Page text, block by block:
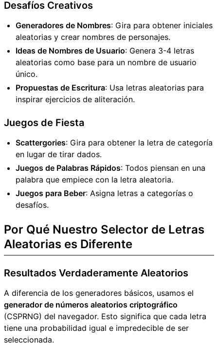
Desafíos Creativos
Generadores de Nombres: Gira para obtener iniciales
aleatorias y crear nombres de personajes.
Ideas de Nombres de Usuario: Genera 3-4 letras
aleatorias como base para un nombre de usuario
único.
Propuestas de Escritura: Usa letras aleatorias para
inspirar ejercicios de aliteración.
Juegos de Fiesta
Scattergories: Gira para obtener la letra de categoría
en lugar de tirar dados.
Juegos de Palabras Rápidos: Todos piensan en una
palabra que empiece con la letra aleatoria.
Juegos para Beber: Asigna letras a categorías o
desafíos.
Por Qué Nuestro Selector de Letras
Aleatorias es Diferente
Resultados Verdaderamente Aleatorios
A diferencia de los generadores básicos, usamos el
generador de números aleatorios criptográfico
(CSPRNG) del navegador. Esto significa que cada letra
tiene una probabilidad igual e impredecible de ser
seleccionada.